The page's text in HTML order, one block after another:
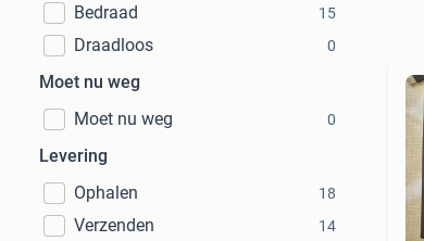
Bedraad
15
Draadloos 0
Moet nu weg
Moet nu weg
0
Levering
Ophalen
18
Verzenden 14